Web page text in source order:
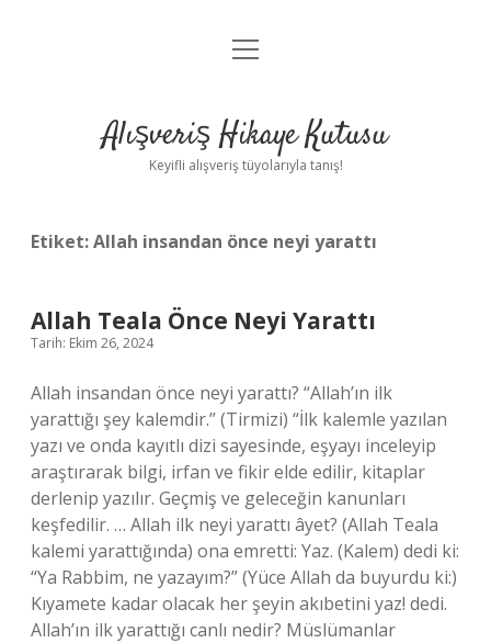
Anasayfa
Yasal Uyarı
menüyü
Alışveriş Hikaye Kutusu
Keyifli alışveriş tüyolarıyla tanış!
Etiket:Allah insandan önce neyi yarattı
Allah Teala Önce Neyi Yarattı
Tarih: Ekim 26, 2024
Allah insandan önce neyi yarattı? “Allah’ın ilk
yarattığı şey kalemdir.” (Tirmizi) “İlk kalemle yazılan
yazı ve onda kayıtlı dizi sayesinde, eşyayı inceleyip
araştırarak bilgi, irfan ve fikir elde edilir, kitaplar
derlenip yazılır. Geçmiş ve geleceğin kanunları
keşfedilir. … Allah ilk neyi yarattı âyet? (Allah Teala
kalemi yarattığında) ona emretti: Yaz. (Kalem) dedi ki:
“Ya Rabbim, ne yazayım?” (Yüce Allah da buyurdu ki:)
Kıyamete kadar olacak her şeyin akıbetini yaz! dedi.
Allah’ın ilk yarattığı canlı nedir? Müslümanlar